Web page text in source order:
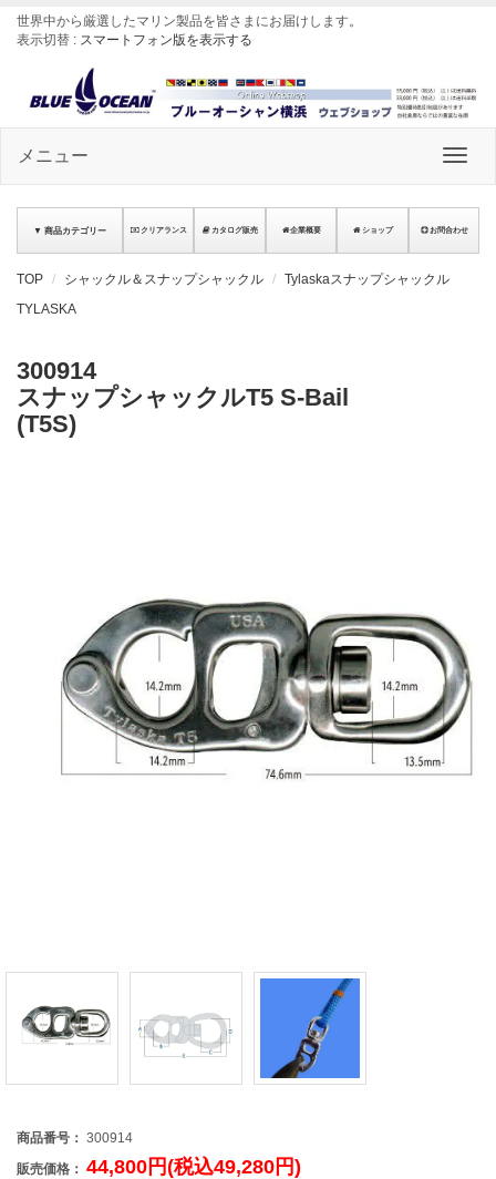
世界中から厳選したマリン製品を皆さまにお届けします。
表示切替 : スマートフォン版を表示する
メニュー
▼ 商品カテゴリー クリアランス カタログ販売 企業概要 ショップ お問合わせ
TOP シャックル＆スナップシャックル
Tylaskaスナップシャックル
TYLASKA
300914
スナップシャックルT5 S-Bail
(T5S)
商品番号： 300914
販売価格： 44,800円(税込49,280円)